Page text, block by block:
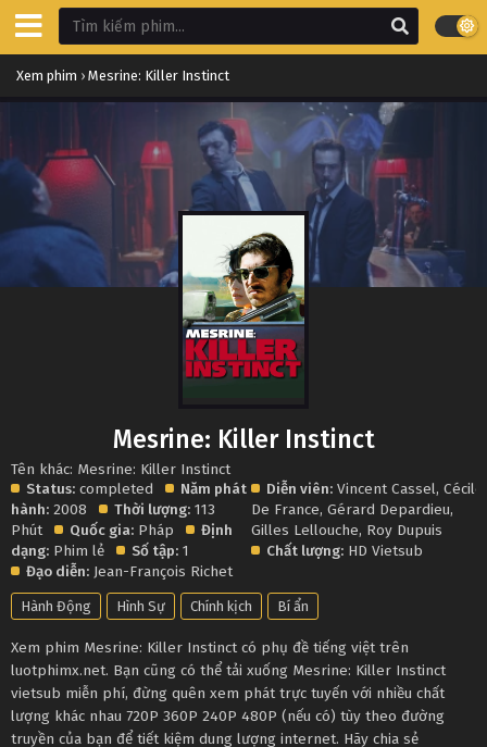
Xem phim › Mesrine: Killer Instinct
Mesrine: Killer Instinct
Tên khác: Mesrine: Killer Instinct
Status: completed
Năm phát
hành: 2008 Thời lượng: 113
Phút
Quốc gia: Pháp
Định
dạng: Phim lẻ Số tập: 1
Đạo diễn: Jean-François Richet
Diễn viên: Vincent Cassel,Cécile
De France,Gérard Depardieu,
Gilles Lellouche, Roy Dupuis
Chất lượng: HD Vietsub
Hành Động Hình Sự Chính kịch Bí ẩn
Xem phim Mesrine: Killer Instinct có phụ đề tiếng việt trên
luotphimx.net. Bạn cũng có thể tải xuống Mesrine: Killer Instinct
vietsub miễn phí, đừng quên xem phát trực tuyến với nhiều chất
lượng khác nhau 720P 360P 240P 480P (nếu có) tùy theo đường
truyền của bạn để tiết kiệm dung lượng internet. Hãy chia sẻ